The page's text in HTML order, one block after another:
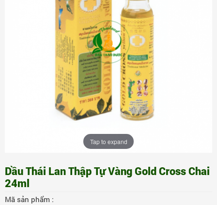
Tap to expand
Dầu Thái Lan Thập Tự Vàng Gold Cross Chai
24ml
Mã sản phẩm :